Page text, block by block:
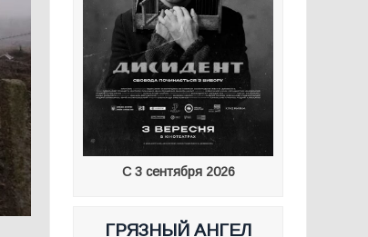
С 3 сентября 2026
ГРЯЗНЫЙ АНГЕЛ